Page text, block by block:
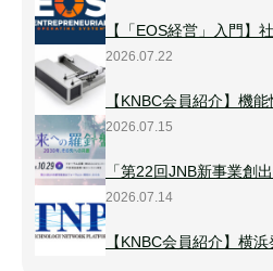
【「EOS経営」入門】
2026.07.22
【KNBC会員紹介】機
2026.07.15
「第22回JNB新事業創
2026.07.14
【KNBC会員紹介】横